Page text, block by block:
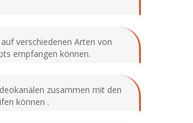
verschiedenen Arten von
empfangen können.
zusammen mit den
können .